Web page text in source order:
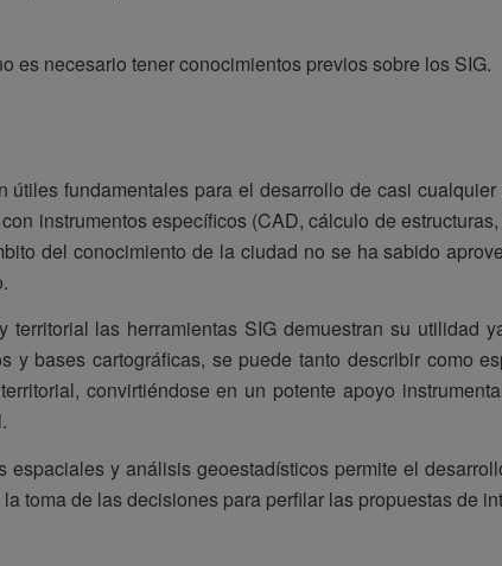
es necesario tener conocimientos previos sobre los SIG.
útiles fundamentales para el desarrollo de casi
instrumentos específicos (CAD, cálculo de
del conocimiento de la ciudad no se ha sabido
las herramientas SIG demuestran su utilidad
y bases cartográficas, se puede tanto describir como
convirtiéndose en un potente apoyo
y análisis geoestadísticos permite el
toma de las decisiones para perfilar las propuestas de